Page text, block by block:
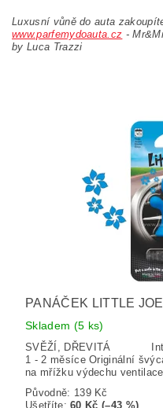
Luxusní vůně do auta
www.parfemydoauta.cz -
by Luca Trazzi
PANÁČEK LITTLE
Skladem (5 ks)
SVĚŽÍ, DŘEVITÁ
1 - 2 měsíce Originální
na mřížku výdechu
Původně: 139 Kč
Ušetříte:60 Kč (–43 %)